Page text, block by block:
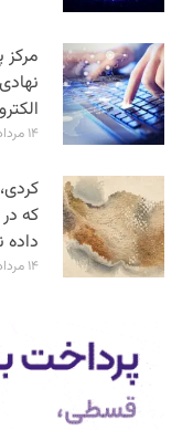
۱۴ مرداد ۱۴۰۵
که
داده
۱۴ مرداد ۱۴۰۵